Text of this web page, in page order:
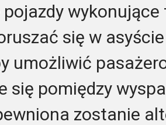
się w
umożliwić
się pomiędzy
zostanie